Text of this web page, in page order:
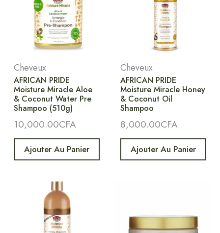
Cheveux
AFRICAN PRIDE
Moisture Miracle Aloe
& Coconut Water Pre
Shampoo (510g)
10,000.00CFA
Ajouter Au Panier
Cheveux
AFRICAN PRIDE
Moisture Miracle Honey
& Coconut Oil
Shampoo
8,000.00CFA
Ajouter Au Panier